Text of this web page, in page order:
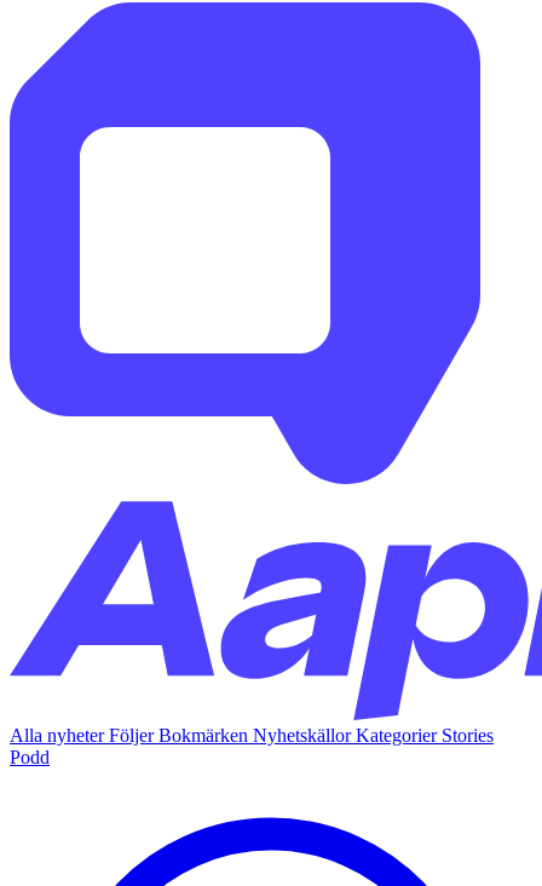
Alla nyheterFöljerBokmärken NyhetskällorKategorier Stories
Podd